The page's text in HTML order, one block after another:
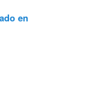
en